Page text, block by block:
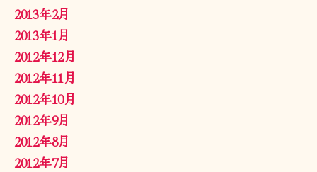
2013年2月
2013年1月
2012年12月
2012年11月
2012年10月
2012年9月
2012年8月
2012年7月